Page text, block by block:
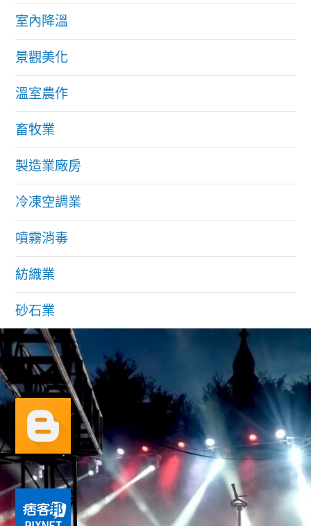
室內降溫
景觀美化
溫室農作
畜牧業
製造業廠房
冷凍空調業
噴霧消毒
紡織業
砂石業